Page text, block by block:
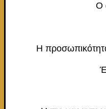
Ο
Η